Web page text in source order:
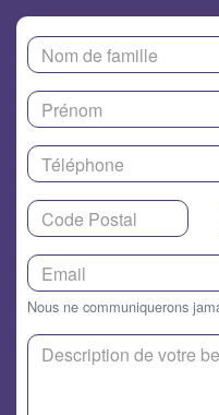
Nous ne communiquerons